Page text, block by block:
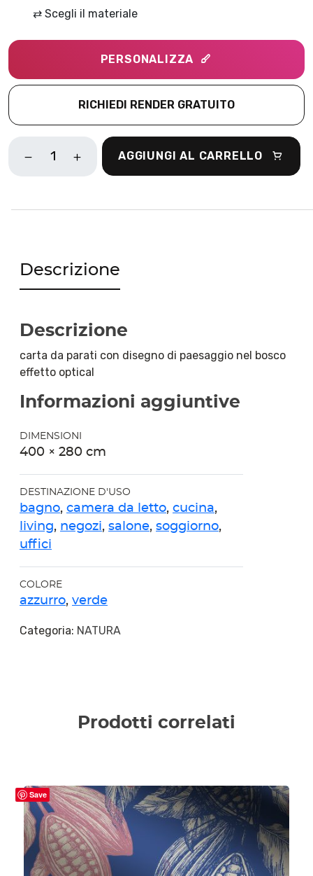
⇄ Scegli il materiale
PERSONALIZZA
RICHIEDI RENDER GRATUITO
WONDERLAND
AGGIUNGI AL CARRELLO
Descrizione
Descrizione
carta da parati con disegno di paesaggio nel bosco
effetto optical
Informazioni aggiuntive
DIMENSIONI
400 × 280 cm
DESTINAZIONE D'USO
bagno, camera da letto, cucina,
living, negozi, salone, soggiorno,
uffici
COLORE
azzurro, verde
Categoria: NATURA
Prodotti correlati
Save